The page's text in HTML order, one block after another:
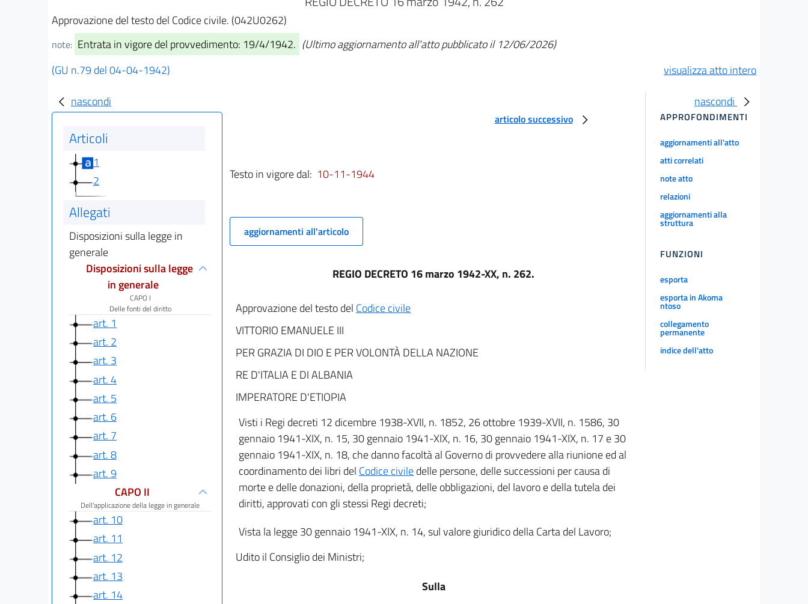
Approvazione del testo del Codice civile. (042U0262)
note: Entrata in vigore del provvedimento: 19/4/1942. (Ultimo aggiornamento all'atto pubblicato il 12/06/2026)
(GU n.79 del 04-04-1942)
visualizza atto intero
nascondi
Articoli
1
2
Allegati
Disposizioni sulla legge in
generale
Disposizioni sulla legge
in generale
CAPO I
Delle fonti del diritto
art. 1
art. 2
art. 3
art. 4
art. 5
art. 6
art. 7
art. 8
art. 9
CAPO II
Dell'applicazione della legge in generale
art. 10
art. 11
art. 12
art. 13
art. 14
articolo successivo
Testo in vigore dal: 10-11-1944
aggiornamenti all'articolo
REGIO DECRETO 16 marzo 1942-XX, n. 262.
Approvazione del testo del Codice civile
VITTORIO EMANUELE III
PER GRAZIA DI DIO E PER VOLONTÀ DELLA NAZIONE
RE D'ITALIA E DI ALBANIA
IMPERATORE D'ETIOPIA
Visti i Regi decreti 12 dicembre 1938-XVII, n. 1852, 26 ottobre 1939-XVII, n. 1586, 30
gennaio 1941-XIX, n. 15, 30 gennaio 1941-XIX, n. 16, 30 gennaio 1941-XIX, n. 17 e 30
gennaio 1941-XIX, n. 18, che danno facoltà al Governo di provvedere alla riunione ed al
coordinamento dei libri del Codice civiledelle persone, delle successioni per causa di
morte e delle donazioni, della proprietà, delle obbligazioni, del lavoro e della tutela dei
diritti, approvati con gli stessi Regi decreti;
Vista la legge 30 gennaio 1941-XIX, n. 14, sul valore giuridico della Carta del Lavoro;
Udito il Consiglio dei Ministri;
Sulla
nascondi
APPROFONDIMENTI
aggiornamenti all'atto
atti correlati
note atto
relazioni
aggiornamenti alla
struttura
FUNZIONI
esporta
esporta in Akoma
ntoso
collegamento
permanente
indice dell'atto